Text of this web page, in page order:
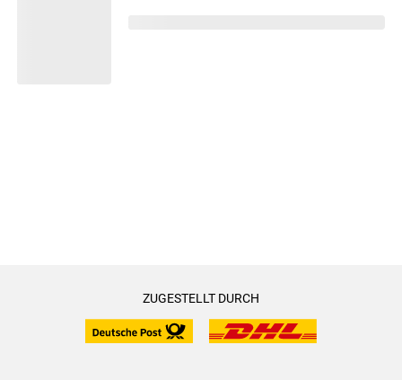
ZUGESTELLT DURCH